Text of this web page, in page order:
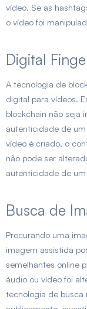
vídeo. Se as
o vídeo foi
Digital
A tecnologia de
digital para vídeos.
blockchain não seja
autenticidade de
vídeo é criado, o
não pode ser
autenticidade de
Busca de
Procurando uma
imagem assistida
semelhantes online
áudio ou vídeo foi
tecnologia de busca